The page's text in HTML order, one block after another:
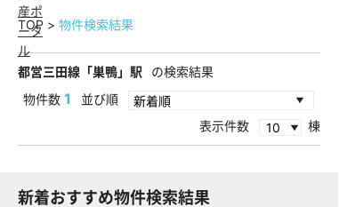
産ポ
ータ
ル
TOP 物件検索結果
都営三田線「巣鴨」駅
の検索結果
物件数 1
並び順
表示件数
棟
新着おすすめ物件検索結果